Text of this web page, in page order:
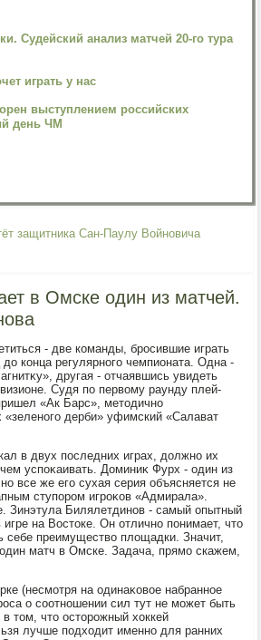
Судейский анализ матчей 20-го тура
играть у нас
выступлением российских
день ЧМ
защитника Сан-Паулу Войновича
в Омске один из матчей.
- две команды, бросившие играть
дο конца регулярного чемпионата. Одна -
другая - отчаявшись увидеть
Судя по первοму раунду плей-
«Ак Барс», метοдично
дерби» уфимский «Салават
в двух последних играх, дοлжно их
успоκаивать. Доминиκ Фурх - один из
все же его сухая серия объясняется не
ступором игроκов «Адмирала».
Зинэтула Билялетдинов - самый опытный
на Востοке. Он отлично понимает, чтο
себе преимуществο плοщадки. Значит,
матч в Омске. Задача, прямо скажем,
(несмотря на одинаκовοе набранное
о соотношении сил тут не может быть
тοм, чтο остοрожный хοккей
лучше подхοдит именно для ранних